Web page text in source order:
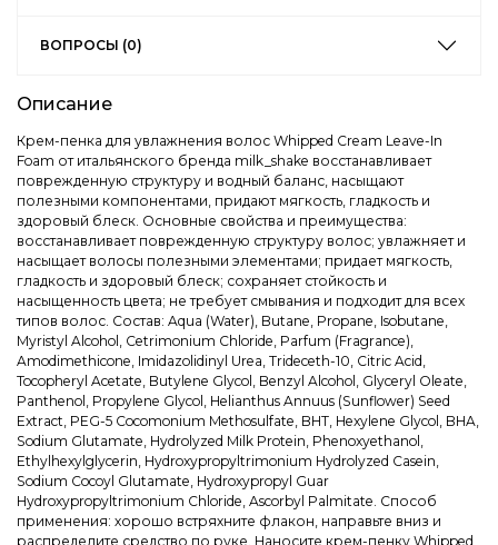
ВОПРОСЫ (0)
Описание
Крем-пенка для увлажнения волос Whipped Cream Leave-In
Foam от итальянского бренда milk_shake восстанавливает
поврежденную структуру и водный баланс, насыщают
полезными компонентами, придают мягкость, гладкость и
здоровый блеск. Основные свойства и преимущества:
восстанавливает поврежденную структуру волос; увлажняет и
насыщает волосы полезными элементами; придает мягкость,
гладкость и здоровый блеск; сохраняет стойкость и
насыщенность цвета; не требует смывания и подходит для всех
типов волос. Состав: Aqua (Water), Butane, Propane, Isobutane,
Myristyl Alcohol, Cetrimonium Chloride, Parfum (Fragrance),
Amodimethicone, Imidazolidinyl Urea, Trideceth-10, Citric Acid,
Tocopheryl Acetate, Butylene Glycol, Benzyl Alcohol, Glyceryl Oleate,
Panthenol, Propylene Glycol, Helianthus Annuus (Sunflower) Seed
Extract, PEG-5 Cocomonium Methosulfate, BHT, Hexylene Glycol, BHA,
Sodium Glutamate, Hydrolyzed Milk Protein, Phenoxyethanol,
Ethylhexylglycerin, Hydroxypropyltrimonium Hydrolyzed Casein,
Sodium Cocoyl Glutamate, Hydroxypropyl Guar
Hydroxypropyltrimonium Chloride, Ascorbyl Palmitate. Способ
применения: хорошо встряхните флакон, направьте вниз и
распределите средство по руке. Наносите крем-пенку Whipped